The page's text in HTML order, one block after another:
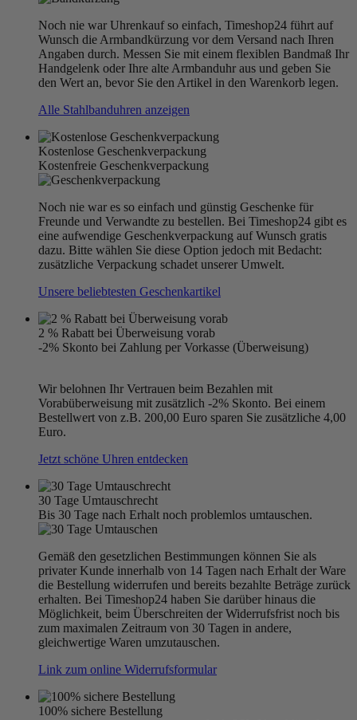
Noch nie war Uhrenkauf so einfach, Timeshop24 führt auf
Wunsch die Armbandkürzung vor dem Versand nach Ihren
Angaben durch. Messen Sie mit einem flexiblen Bandmaß Ihr
Handgelenk oder Ihre alte Armbanduhr aus und geben Sie
den Wert an, bevor Sie den Artikel in den Warenkorb legen.
Alle Stahlbanduhren anzeigen
Kostenlose Geschenkverpackung
Kostenfreie Geschenkverpackung
Noch nie war es so einfach und günstig Geschenke für
Freunde und Verwandte zu bestellen. Bei Timeshop24 gibt es
eine aufwendige Geschenkverpackung auf Wunsch gratis
dazu. Bitte wählen Sie diese Option jedoch mit Bedacht:
zusätzliche Verpackung schadet unserer Umwelt.
Unsere beliebtesten Geschenkartikel
2 % Rabatt bei Überweisung vorab
-2% Skonto bei Zahlung per Vorkasse (Überweisung)
Wir belohnen Ihr Vertrauen beim Bezahlen mit
Vorabüberweisung mit zusätzlich -2% Skonto. Bei einem
Bestellwert von z.B. 200,00 Euro sparen Sie zusätzliche 4,00
Euro.
Jetzt schöne Uhren entdecken
30 Tage Umtauschrecht
Bis 30 Tage nach Erhalt noch problemlos umtauschen.
Gemäß den gesetzlichen Bestimmungen können Sie als
privater Kunde innerhalb von 14 Tagen nach Erhalt der Ware
die Bestellung widerrufen und bereits bezahlte Beträge zurück
erhalten. Bei Timeshop24 haben Sie darüber hinaus die
Möglichkeit, beim Überschreiten der Widerrufsfrist noch bis
zum maximalen Zeitraum von 30 Tagen in andere,
gleichwertige Waren umzutauschen.
Link zum online Widerrufsformular
100% sichere Bestellung